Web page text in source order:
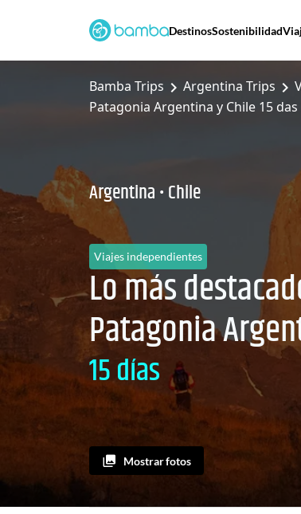
DestinosSostenibilidad
Bamba Trips Argentina Trips
Patagonia Argentina y Chile 15 das
Argentina • Chile
Viajes independientes
Lo más
Patagonia
15 días
Mostrar fotos